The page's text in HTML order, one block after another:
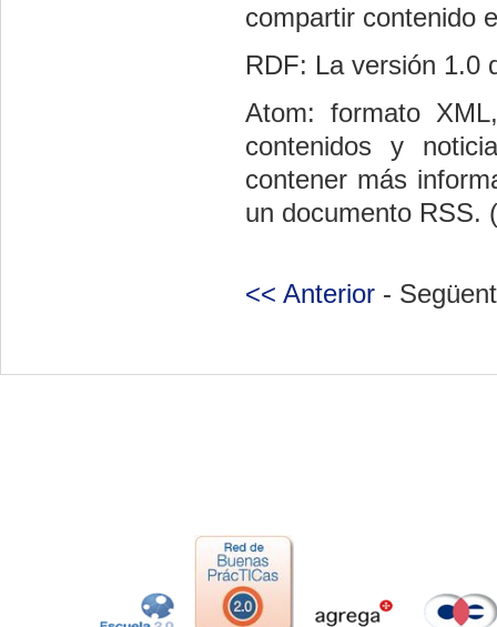
compartir contenido
RDF: La versión 1.0
Atom: formato
contenidos y
contener más
un documento RSS.
<< Anterior - Següent